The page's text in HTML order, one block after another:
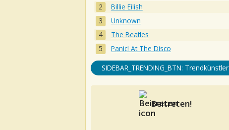
Billie Eilish
Unknown
The Beatles
Panic! At The Disco
SIDEBAR_TRENDING_BTN: Trendkünstler
Beitreten!